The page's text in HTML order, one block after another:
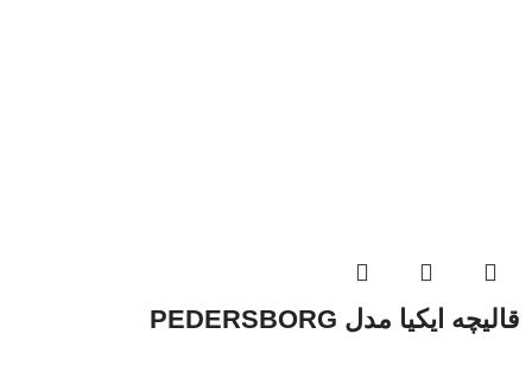
قالیچه ایکیا مدل PEDERSBORG